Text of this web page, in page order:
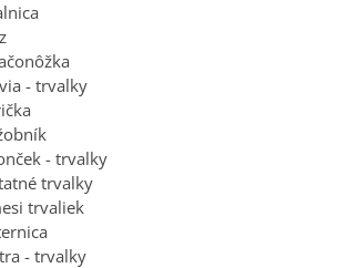
- trvalky
- trvalky
trvalky
trvaliek
- trvalky